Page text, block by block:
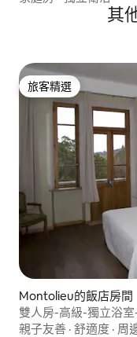
其
旅客精選
旅客精選
Montolieu的飯店房間
雙人房-高級-獨立浴
親子友善 · 舒適度 · 周